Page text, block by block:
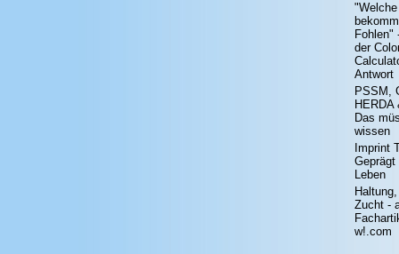
Fohlen"
der
Antwort
PSSM,
HERDA
Das
wissen
Imprint
Geprägt
Leben
Zucht -
w!.com